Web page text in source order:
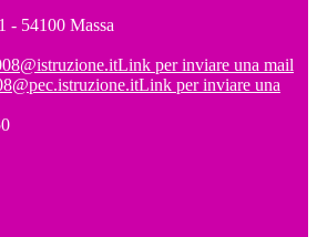
- 54100 Massa
Link per inviare una mail
Link per inviare una